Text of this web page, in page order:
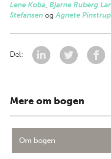
Lene Koba, Bjarne Ruberg
Stefansen ogAgnete
Del:
Mere om bogen
Om bogen